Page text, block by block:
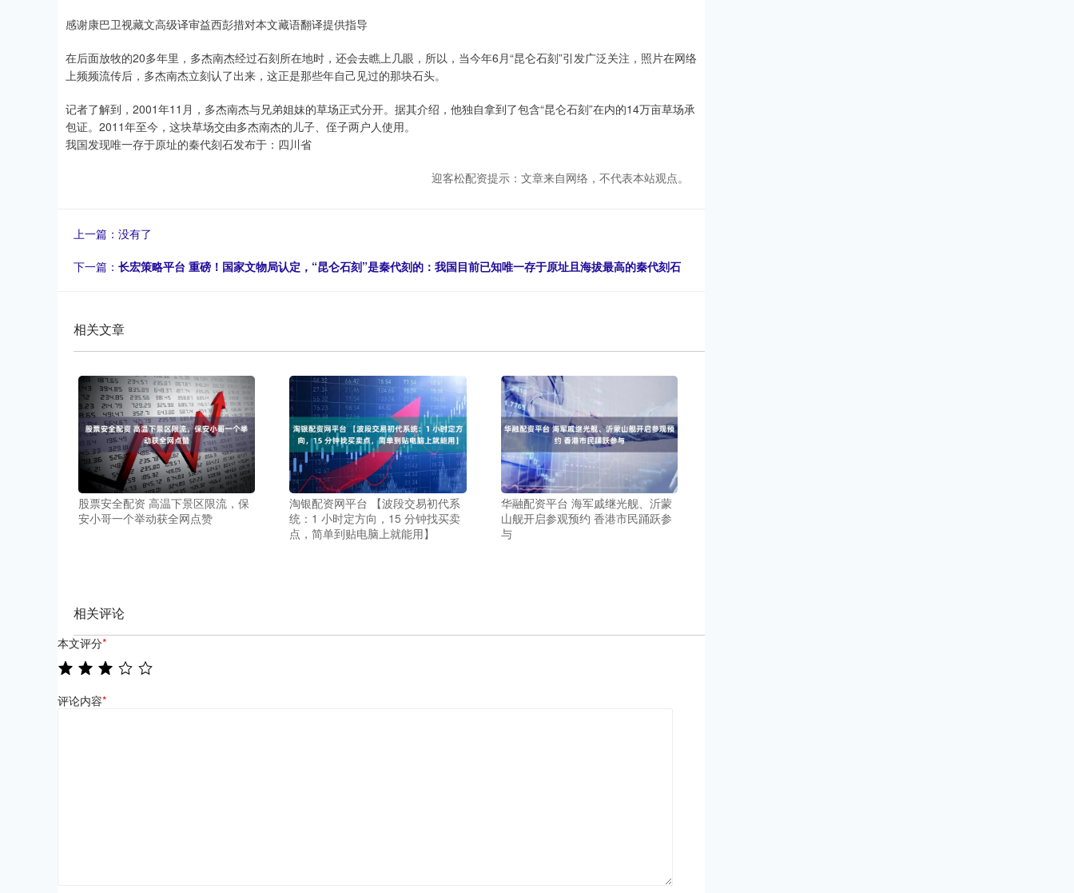
感谢康巴卫视藏文高级译审益西彭措对本文藏语翻译提供指导
在后面放牧的20多年里，多杰南杰经过石刻所在地时，还会去瞧上几眼，所以，当今年6月“昆仑石刻”引发广泛关注，照片在网络
上频频流传后，多杰南杰立刻认了出来，这正是那些年自己见过的那块石头。
记者了解到，2001年11月，多杰南杰与兄弟姐妹的草场正式分开。据其介绍，他独自拿到了包含“昆仑石刻”在内的14万亩草场承
包证。2011年至今，这块草场交由多杰南杰的儿子、侄子两户人使用。
我国发现唯一存于原址的秦代刻石发布于：四川省
迎客松配资提示：文章来自网络，不代表本站观点。
上一篇：没有了
下一篇： 长宏策略平台 重磅！国家文物局认定，“昆仑石刻”是秦代刻的：我国目前已知唯一存于原址且海拔最高的秦代刻石
相关文章
股票安全配资 高温下景区限流，保
安小哥一个举动获全网点赞
淘银配资网平台 【波段交易初代系
统：1 小时定方向，15 分钟找买卖
点，简单到贴电脑上就能用】
华融配资平台 海军戚继光舰、沂蒙
山舰开启参观预约 香港市民踊跃参
与
相关评论
本文评分*
评论内容*